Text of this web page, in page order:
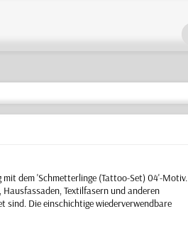
dem 'Schmetterlinge (Tattoo-Set) 04'-Motiv.
Textilfasern und anderen
sind. Die einschichtige wiederverwendbare